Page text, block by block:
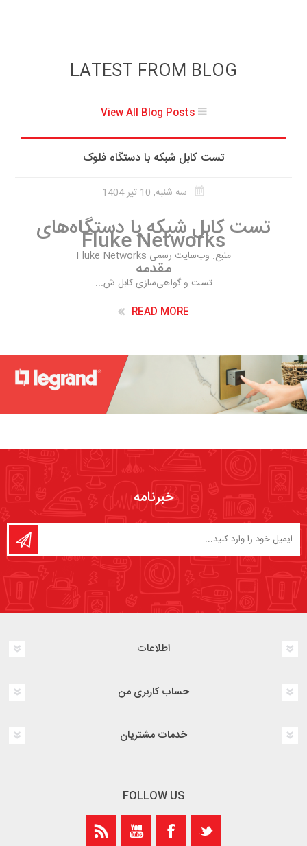
LATEST FROM BLOG
تست کابل شبکه با دستگاه فلوک
سه شنبه, 10 تیر 1404
تست کابل شبکه با دستگاه‌های
Fluke Networks
منبع: وب‌سایت رسمی Fluke Networks
مقدمه
تست و گواهی‌سازی کابل ش...
READ MORE
View All Blog Posts
خبرنامه
اطلاعات
حساب کاربری من
خدمات مشتریان
FOLLOW US